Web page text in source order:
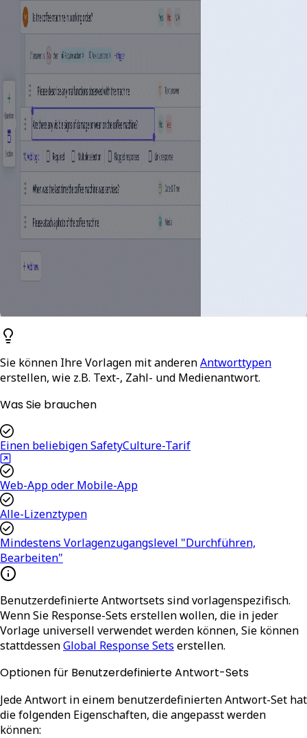
Sie können Ihre Vorlagen mit anderenAntworttypen
erstellen, wie z.B. Text-, Zahl- und Medienantwort.
Was Sie brauchen
Einen beliebigen SafetyCulture-Tarif
Web-App oder Mobile-App
Alle-Lizenztypen
Mindestens Vorlagenzugangslevel "Durchführen,
Bearbeiten"
Benutzerdefinierte Antwortsets sind vorlagenspezifisch.
Wenn Sie Response-Sets erstellen wollen, die in jeder
Vorlage universell verwendet werden können, Sie können
stattdessenGlobal Response Sets erstellen.
Optionen für Benutzerdefinierte Antwort-Sets
Jede Antwort in einem benutzerdefinierten Antwort-Set hat
die folgenden Eigenschaften, die angepasst werden
können: